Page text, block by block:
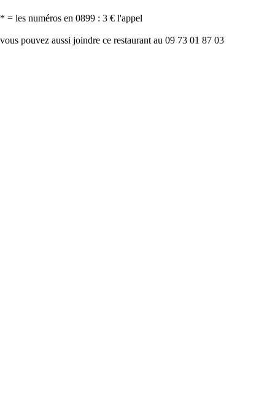
* = les numéros en 0899 : 3 € l'appel
vous pouvez aussi joindre ce restaurant au 09 73 01 87 03